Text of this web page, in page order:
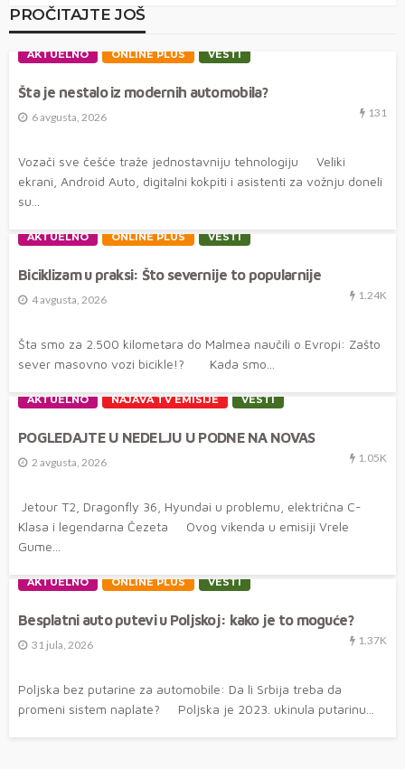
PROČITAJTE JOŠ
AKTUELNO ONLINE PLUS VESTI
Šta je nestalo iz modernih automobila?
6 avgusta, 2026 131
Vozači sve češće traže jednostavniju tehnologiju Veliki
ekrani, Android Auto, digitalni kokpiti i asistenti za vožnju doneli
su...
AKTUELNO ONLINE PLUS VESTI
Biciklizam u praksi: Što severnije to popularnije
4 avgusta, 2026 1.24K
Šta smo za 2.500 kilometara do Malmea naučili o Evropi: Zašto
sever masovno vozi bicikle!? Kada smo...
AKTUELNO NAJAVA TV EMISIJE VESTI
POGLEDAJTE U NEDELJU U PODNE NA NOVAS
2 avgusta, 2026 1.05K
Jetour T2, Dragonfly 36, Hyundai u problemu, električna C-
Klasa i legendarna Čezeta Ovog vikenda u emisiji Vrele
Gume...
AKTUELNO ONLINE PLUS VESTI
Besplatni auto putevi u Poljskoj: kako je to moguće?
31 jula, 2026 1.37K
Poljska bez putarine za automobile: Da li Srbija treba da
promeni sistem naplate? Poljska je 2023. ukinula putarinu...